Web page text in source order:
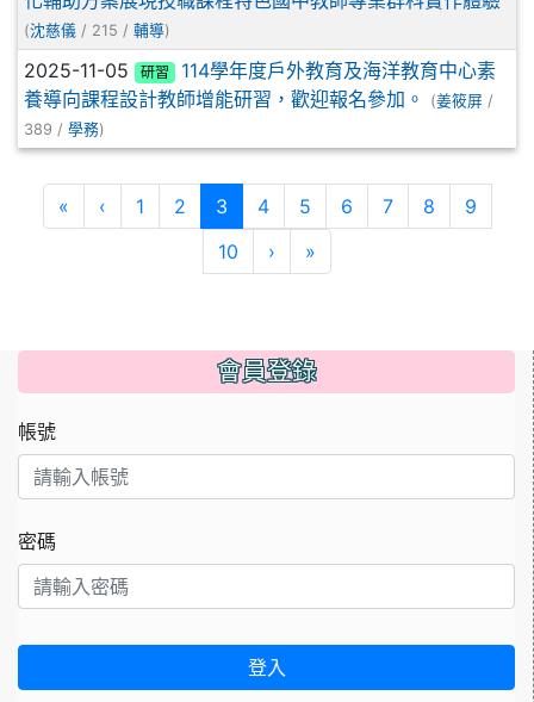
(沈慈儀 / 215 / 輔導)
2025-11-05 研習
114學年度戶外教育及海洋教育中心素
養導向課程設計教師增能研習，歡迎報名參加。
(姜筱屏 /
389 / 學務)
« 第一頁
‹上一頁
1 2 3(目前頁次)
4 5 6 7 8
9
10
›下一頁
»最後頁
會員登錄
帳號
密碼
登入